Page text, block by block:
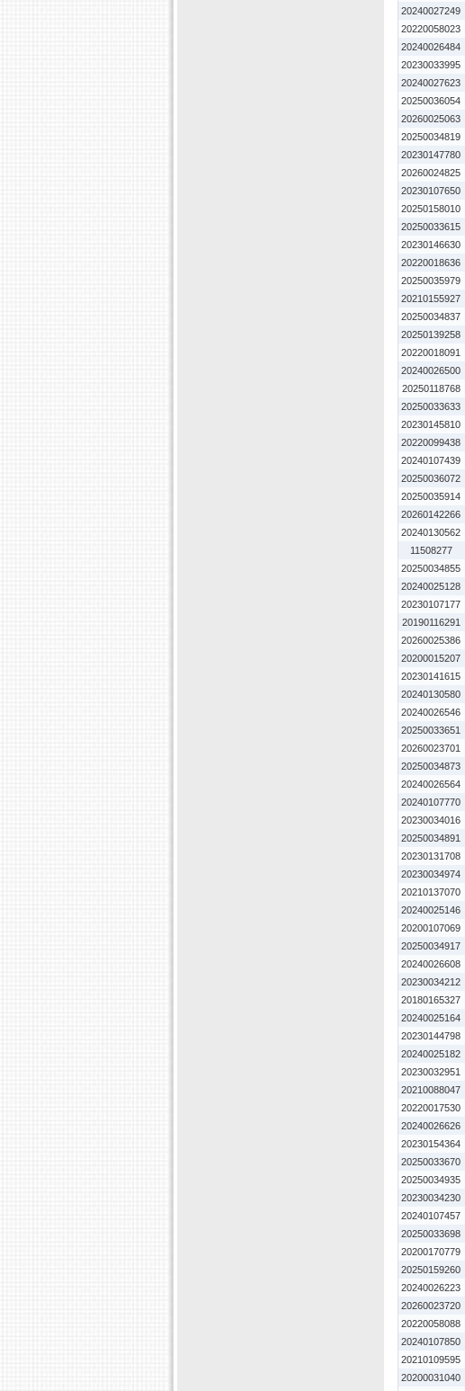
20240027249
20220058023
20240026484
20230033995
20240027623
20250036054
20260025063
20250034819
20230147780
20260024825
20230107650
20250158010
20250033615
20230146630
20220018636
20250035979
20210155927
20250034837
20250139258
20220018091
20240026500
20250118768
20250033633
20230145810
20220099438
20240107439
20250036072
20250035914
20260142266
20240130562
11508277
20250034855
20240025128
20230107177
20190116291
20260025386
20200015207
20230141615
20240130580
20240026546
20250033651
20260023701
20250034873
20240026564
20240107770
20230034016
20250034891
20230131708
20230034974
20210137070
20240025146
20200107069
20250034917
20240026608
20230034212
20180165327
20240025164
20230144798
20240025182
20230032951
20210088047
20220017530
20240026626
20230154364
20250033670
20250034935
20230034230
20240107457
20250033698
20200170779
20250159260
20240026223
20260023720
20220058088
20240107850
20210109595
20200031040